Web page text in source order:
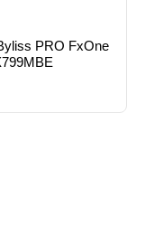
PRO FxOne